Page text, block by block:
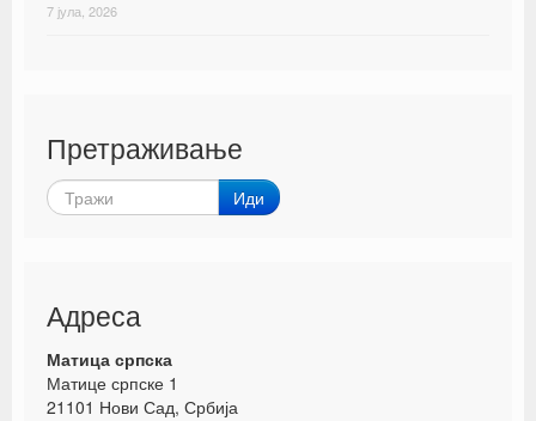
7 јула, 2026
Претраживање
Иди
Адреса
Матица српска
Матице српске 1
21101 Нови Сад, Србија